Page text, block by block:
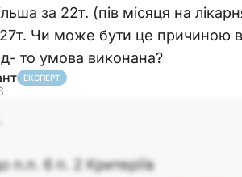
за 22т. (пів місяця на
Чи може бути це причиною
то умова виконана?
ЕКСПЕРТ
п.п. 6 п. 2 Критеріїв